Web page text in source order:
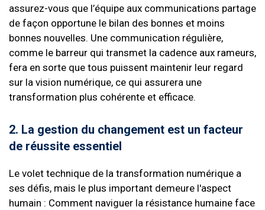
assurez-vous que l’équipe aux communications partage
de façon opportune le bilan des bonnes et moins
bonnes nouvelles. Une communication régulière,
comme le barreur qui transmet la cadence aux rameurs,
fera en sorte que tous puissent maintenir leur regard
sur la vision numérique, ce qui assurera une
transformation plus cohérente et efficace.
2. La gestion du changement est un facteur
de réussite essentiel
Le volet technique de la transformation numérique a
ses défis, mais le plus important demeure l'aspect
humain : Comment naviguer la résistance humaine face